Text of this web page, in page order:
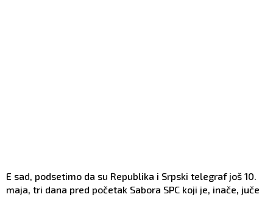
E sad, podsetimo da su Republika i Srpski telegraf još 10.
maja, tri dana pred početak Sabora SPC koji je, inače, juče